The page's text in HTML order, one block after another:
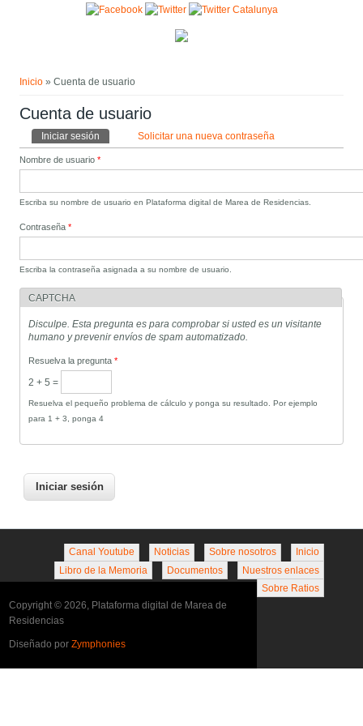
Pasar al contenido principal
Inicio » Cuenta de usuario
Cuenta de usuario
Solapas principales
Iniciar sesión (solapa activa)Solicitar una nueva contraseña
Nombre de usuario*
Escriba su nombre de usuario en Plataforma digital de Marea de Residencias.
Contraseña*
Escriba la contraseña asignada a su nombre de usuario.
CAPTCHA
Disculpe. Esta pregunta es para comprobar si usted es un visitante
humano y prevenir envíos de spam automatizado.
Resuelva la pregunta*
2 + 5 =
Resuelva el pequeño problema de cálculo y ponga su resultado. Por ejemplo
para 1 + 3, ponga 4
Inicio
Sobre nosotros
Noticias
Canal Youtube
Nuestros enlaces
Documentos
Libro de la Memoria
Sobre Ratios
Copyright © 2026, Plataforma digital de Marea de
Residencias
Diseñado porZymphonies